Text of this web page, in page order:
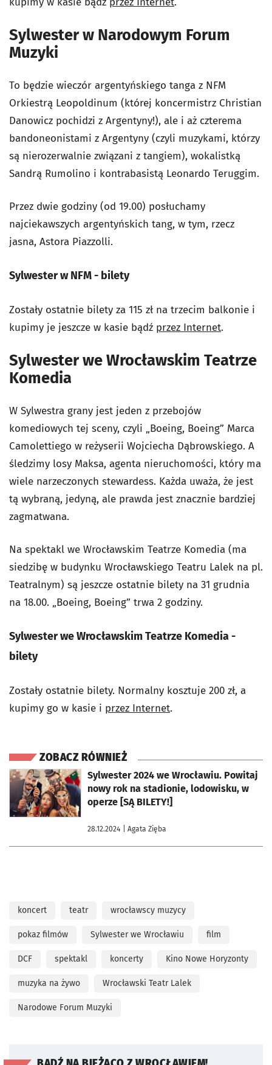
Sylwester w Narodowym Forum
Muzyki
To będzie wieczór argentyńskiego tanga z NFM
Orkiestrą Leopoldinum (której koncermistrz Christian
Danowicz pochidzi z Argentyny!), ale i aż czterema
bandoneonistami z Argentyny (czyli muzykami, którzy
są nierozerwalnie związani z tangiem), wokalistką
Sandrą Rumolino i kontrabasistą Leonardo Teruggim.
Przez dwie godziny (od 19.00) posłuchamy
najciekawszych argentyńskich tang, w tym, rzecz
jasna, Astora Piazzolli.
Sylwester w NFM - bilety
Zostały ostatnie bilety za 115 zł na trzecim balkonie i
kupimy je jeszcze w kasie bądź przez Internet.
Sylwester we Wrocławskim Teatrze
Komedia
W Sylwestra grany jest jeden z przebojów
komediowych tej sceny, czyli „Boeing, Boeing” Marca
Camolettiego w reżyserii Wojciecha Dąbrowskiego. A
śledzimy losy Maksa, agenta nieruchomości, który ma
wiele narzeczonych stewardess. Każda uważa, że jest
tą wybraną, jedyną, ale prawda jest znacznie bardziej
zagmatwana.
Na spektakl we Wrocławskim Teatrze Komedia (ma
siedzibę w budynku Wrocławskiego Teatru Lalek na pl.
Teatralnym) są jeszcze ostatnie bilety na 31 grudnia
na 18.00. „Boeing, Boeing” trwa 2 godziny.
Sylwester we Wrocławskim Teatrze Komedia -
bilety
Zostały ostatnie bilety. Normalny kosztuje 200 zł, a
kupimy go w kasie i przez Internet.
ZOBACZ RÓWNIEŻ
Sylwester 2024 we Wrocławiu. Powitaj
nowy rok na stadionie, lodowisku, w
operze [SĄ BILETY!]
28.12.2024 | Agata Zięba
otworzy się w nowej karcie
koncert teatr wrocławscy muzycy
pokaz filmów Sylwester we Wrocławiu film
DCF spektakl koncerty Kino Nowe Horyzonty
muzyka na żywo Wrocławski Teatr Lalek
Narodowe Forum Muzyki